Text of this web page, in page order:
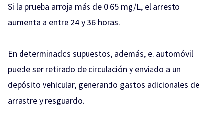
Si la prueba arroja más de 0.65 mg/L, el arresto
aumenta a entre 24 y 36 horas.
En determinados supuestos, además, el automóvil
puede ser retirado de circulación y enviado a un
depósito vehicular, generando gastos adicionales de
arrastre y resguardo.